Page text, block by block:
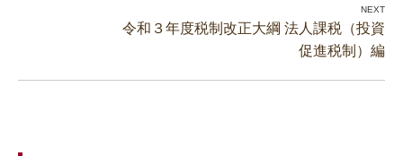
令和３年度税制改正大綱 法人課税（投資
促進税制）編